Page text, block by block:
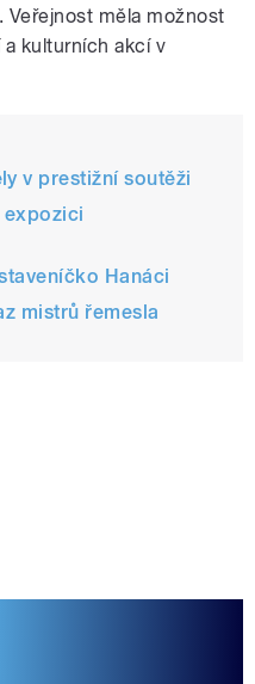
Veřejnost měla možnost
kulturních akcí v
v prestižní soutěži
expozici
Hanáci
mistrů řemesla